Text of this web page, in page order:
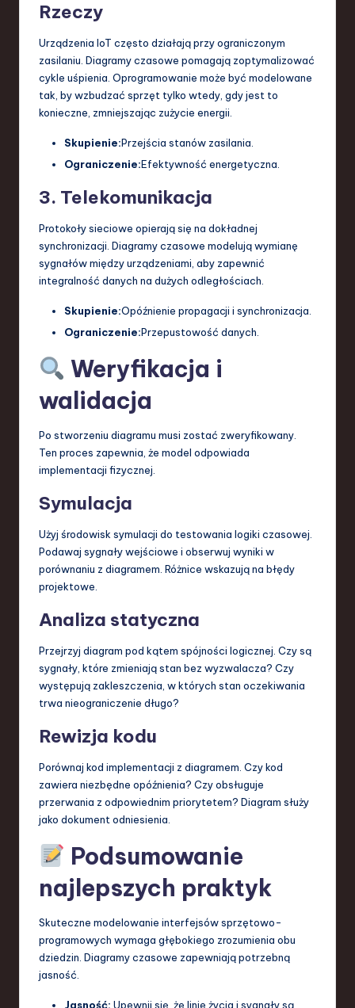
Rzeczy
Urządzenia IoT często działają przy ograniczonym
zasilaniu. Diagramy czasowe pomagają zoptymalizować
cykle uśpienia. Oprogramowanie może być modelowane
tak, by wzbudzać sprzęt tylko wtedy, gdy jest to
konieczne, zmniejszając zużycie energii.
Skupienie:Przejścia stanów zasilania.
Ograniczenie:Efektywność energetyczna.
3. Telekomunikacja
Protokoły sieciowe opierają się na dokładnej
synchronizacji. Diagramy czasowe modelują wymianę
sygnałów między urządzeniami, aby zapewnić
integralność danych na dużych odległościach.
Skupienie:Opóźnienie propagacji i synchronizacja.
Ograniczenie:Przepustowość danych.
Weryfikacja i
walidacja
Po stworzeniu diagramu musi zostać zweryfikowany.
Ten proces zapewnia, że model odpowiada
implementacji fizycznej.
Symulacja
Użyj środowisk symulacji do testowania logiki czasowej.
Podawaj sygnały wejściowe i obserwuj wyniki w
porównaniu z diagramem. Różnice wskazują na błędy
projektowe.
Analiza statyczna
Przejrzyj diagram pod kątem spójności logicznej. Czy są
sygnały, które zmieniają stan bez wyzwalacza? Czy
występują zakleszczenia, w których stan oczekiwania
trwa nieograniczenie długo?
Rewizja kodu
Porównaj kod implementacji z diagramem. Czy kod
zawiera niezbędne opóźnienia? Czy obsługuje
przerwania z odpowiednim priorytetem? Diagram służy
jako dokument odniesienia.
Podsumowanie
najlepszych praktyk
Skuteczne modelowanie interfejsów sprzętowo-
programowych wymaga głębokiego zrozumienia obu
dziedzin. Diagramy czasowe zapewniają potrzebną
jasność.
Jasność: Upewnij się, że linie życia i sygnały są